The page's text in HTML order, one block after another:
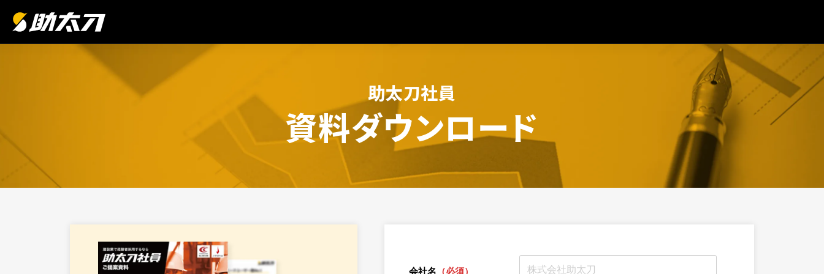
助太刀社員
資料ダウンロード